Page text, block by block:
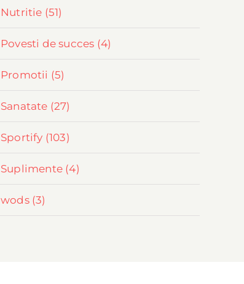
Nutritie (51)
Povesti de succes (4)
Promotii (5)
Sanatate (27)
Sportify (103)
Suplimente (4)
wods (3)